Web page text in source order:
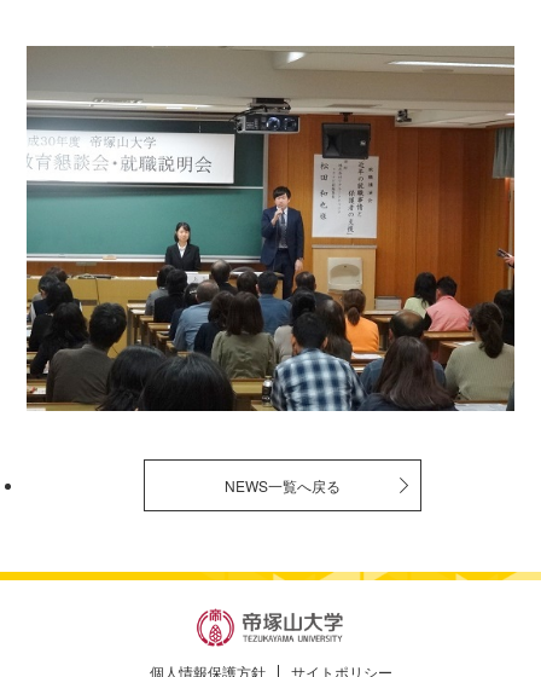
NEWS一覧へ戻る
個人情報保護方針 サイトポリシー